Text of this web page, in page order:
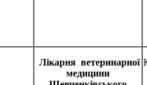
Лікарня ветеринарної
медицини